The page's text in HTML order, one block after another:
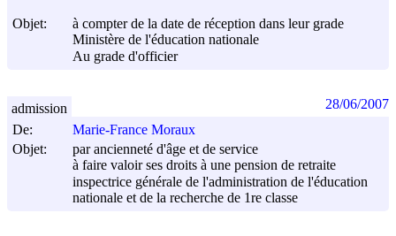
Objet:
à compter de la date de réception dans leur grade
Ministère de l'éducation nationale
Au grade d'officier
De:
Marie-France Moraux
Objet:
par ancienneté d'âge et de service
à faire valoir ses droits à une pension de retraite
inspectrice générale de l'administration de l'éducation
nationale et de la recherche de 1re classe
admission 28/06/2007